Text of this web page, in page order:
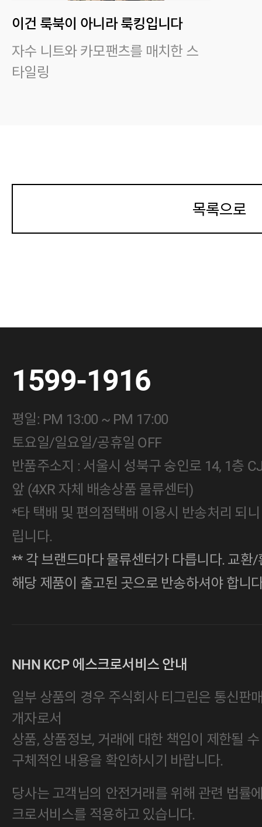
이건 룩북이 아니라 룩킹입니다
자수 니트와 카모팬츠를 매치한 스
타일링
목록으로
1599-1916
평일: PM 13:00 ~ PM 17:00
토요일/일요일/공휴일 OFF
반품주소지 : 서울시 성북구 숭인로 14, 1층
앞 (4XR 자체 배송상품 물류센터)
*타 택배 및 편의점택배 이용시 반송처리 되
립니다.
** 각 브랜드마다 물류센터가 다릅니다. 교환
해당 제품이 출고된 곳으로 반송하셔야 합니
NHN KCP 에스크로서비스 안내
일부 상품의 경우 주식회사 티그린은 통신판
개자로서
상품, 상품정보, 거래에 대한 책임이 제한될
구체적인 내용을 확인하시기 바랍니다.
당사는 고객님의 안전거래를 위해 관련 법률
크로서비스를 적용하고 있습니다.